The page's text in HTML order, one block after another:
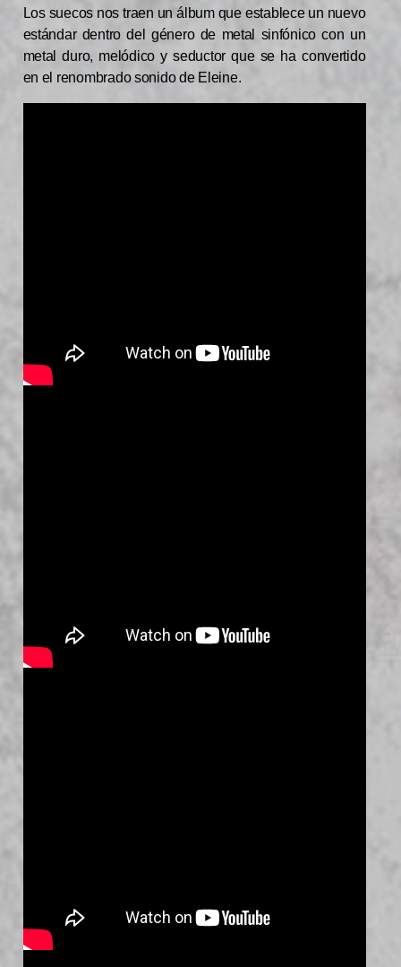
Los suecos nos traen un álbum que establece un nuevo
estándar dentro del género de metal sinfónico con un
metal duro, melódico y seductor que se ha convertido
en el renombrado sonido de Eleine.